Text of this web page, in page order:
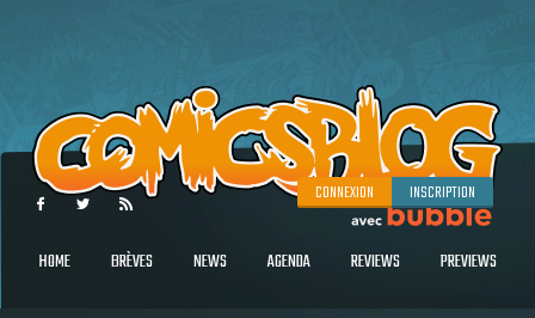
CONNEXION INSCRIPTION
HOME BRÈVES NEWS AGENDA REVIEWS PREVIEWS